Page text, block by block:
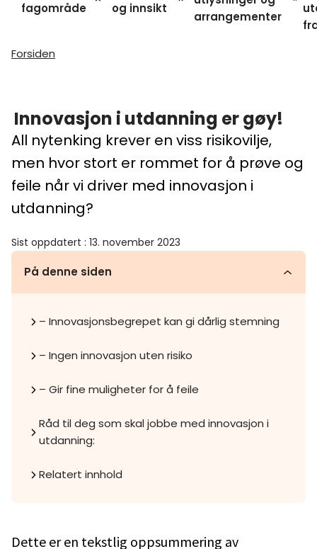
fagområde
og innsikt
arrangementer
Forsiden
Innovasjon i utdanning er gøy!
All nytenking krever en viss risikovilje,
men hvor stort er rommet for å prøve og
feile når vi driver med innovasjon i
utdanning?
Sist oppdatert : 13. november 2023
På denne siden
– Innovasjonsbegrepet kan gi dårlig stemning
– Ingen innovasjon uten risiko
– Gir fine muligheter for å feile
Råd til deg som skal jobbe med innovasjon i
utdanning:
Relatert innhold
Dette er en tekstlig oppsummering av